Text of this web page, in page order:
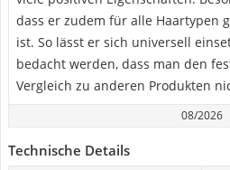
dass er zudem für alle Haartypen
ist. So lässt er sich universell
bedacht werden, dass man den
Vergleich zu anderen Produkten
08/2026
Technische Details